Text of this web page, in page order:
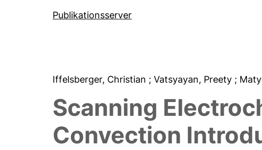
Publikationsserver
Iffelsberger, Christian ; Vatsyayan, Preety ;
Scanning
Convection